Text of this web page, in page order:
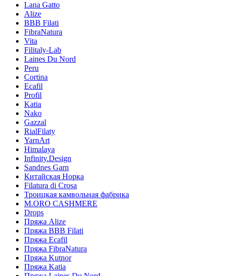
Lana Gatto
Alize
BBB Filati
FibraNatura
Vita
Filitaly-Lab
Laines Du Nord
Peru
Cortina
Ecafil
Profil
Katia
Nako
Gazzal
RialFilaty
YarnArt
Himalaya
Infinity.Design
Sandnes Garn
Китайская Норка
Filatura di Сrosa
Троицкая камвольная фабрика
M.ORO CASHMERE
Drops
Пряжа Alize
Пряжа BBB Filati
Пряжа Ecafil
Пряжа FibraNatura
Пряжа Kutnor
Пряжа Katia